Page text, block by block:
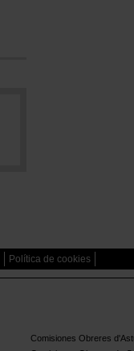
Política de cookies
Comisiones Obreres